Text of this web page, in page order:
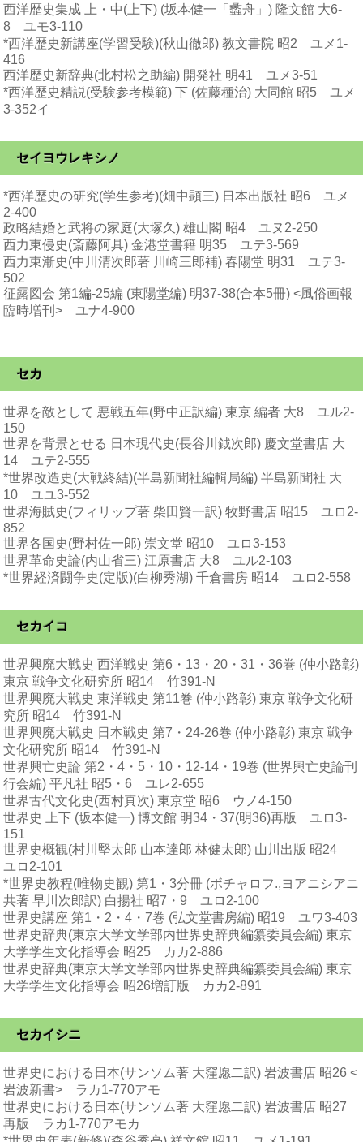
西洋歴史集成 上・中(上下) (坂本健一「蠡舟」) 隆文館 大6-
8 ユモ3-110
*西洋歴史新講座(学習受験)(秋山徹郎) 教文書院 昭2 ユメ1-
416
西洋歴史新辞典(北村松之助編) 開発社 明41 ユメ3-51
*西洋歴史精説(受験参考模範) 下 (佐藤種治) 大同館 昭5 ユメ
3-352イ
セイヨウレキシノ
*西洋歴史の研究(学生参考)(畑中顕三) 日本出版社 昭6 ユメ
2-400
政略結婚と武将の家庭(大塚久) 雄山閣 昭4 ユヌ2-250
西力東侵史(斎藤阿具) 金港堂書籍 明35 ユテ3-569
西力東漸史(中川清次郎著 川崎三郎補) 春陽堂 明31 ユテ3-
502
征露図会 第1編-25編 (東陽堂編) 明37-38(合本5冊) <風俗画報
臨時増刊> ユナ4-900
セカ
世界を敵として 悪戦五年(野中正訳編) 東京 編者 大8 ユル2-
150
世界を背景とせる 日本現代史(長谷川鉞次郎) 慶文堂書店 大
14 ユテ2-555
*世界改造史(大戦終結)(半島新聞社編輯局編) 半島新聞社 大
10 ユユ3-552
世界海賊史(フィリップ著 柴田賢一訳) 牧野書店 昭15 ユロ2-
852
世界各国史(野村佐一郎) 崇文堂 昭10 ユロ3-153
世界革命史論(内山省三) 江原書店 大8 ユル2-103
*世界経済闘争史(定版)(白柳秀湖) 千倉書房 昭14 ユロ2-558
セカイコ
世界興廃大戦史 西洋戦史 第6・13・20・31・36巻 (仲小路彰)
東京 戦争文化研究所 昭14 竹391-N
世界興廃大戦史 東洋戦史 第11巻 (仲小路彰) 東京 戦争文化研
究所 昭14 竹391-N
世界興廃大戦史 日本戦史 第7・24-26巻 (仲小路彰) 東京 戦争
文化研究所 昭14 竹391-N
世界興亡史論 第2・4・5・10・12-14・19巻 (世界興亡史論刊
行会編) 平凡社 昭5・6 ユレ2-655
世界古代文化史(西村真次) 東京堂 昭6 ウノ4-150
世界史 上下 (坂本健一) 博文館 明34・37(明36)再版 ユロ3-
151
世界史概観(村川堅太郎 山本達郎 林健太郎) 山川出版 昭24
ユロ2-101
*世界史教程(唯物史観) 第1・3分冊 (ボチャロフ.,ヨアニシアニ
共著 早川次郎訳) 白揚社 昭7・9 ユロ2-100
世界史講座 第1・2・4・7巻 (弘文堂書房編) 昭19 ユワ3-403
世界史辞典(東京大学文学部内世界史辞典編纂委員会編) 東京
大学学生文化指導会 昭25 カカ2-886
世界史辞典(東京大学文学部内世界史辞典編纂委員会編) 東京
大学学生文化指導会 昭26増訂版 カカ2-891
セカイシニ
世界史における日本(サンソム著 大窪愿二訳) 岩波書店 昭26 <
岩波新書> ラカ1-770アモ
世界史における日本(サンソム著 大窪愿二訳) 岩波書店 昭27
再版 ラカ1-770アモカ